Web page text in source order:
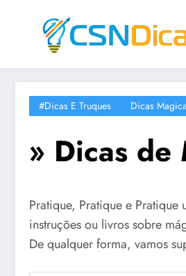
#Dicas E Truques Dicas
» Dicas de
Pratique, Pratique e Pratique
instruções ou livros sobre
De qualquer forma, vamos